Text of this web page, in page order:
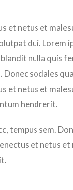
et netus et
dui. Lorem
nulla quis
sodales
et netus et
hendrerit.
tempus sem.
et netus et